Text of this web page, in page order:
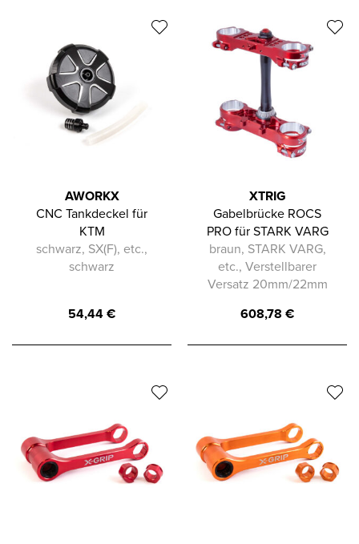
AWORKX
CNC Tankdeckel für
KTM
schwarz, SX(F), etc.,
schwarz
54,44€
XTRIG
Gabelbrücke ROCS
PRO für STARK VARG
braun, STARK VARG,
etc., Verstellbarer
Versatz 20mm/22mm
608,78 €